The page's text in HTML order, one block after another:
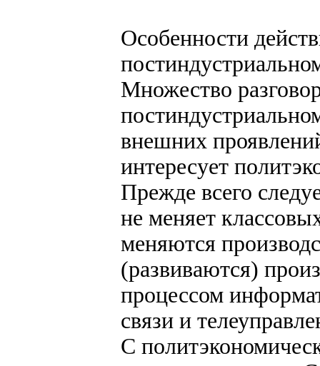
Особенности
Множество
внешних
интересует
Прежде всего
не меняет
меняются
(развиваются)
процессом
связи и
С